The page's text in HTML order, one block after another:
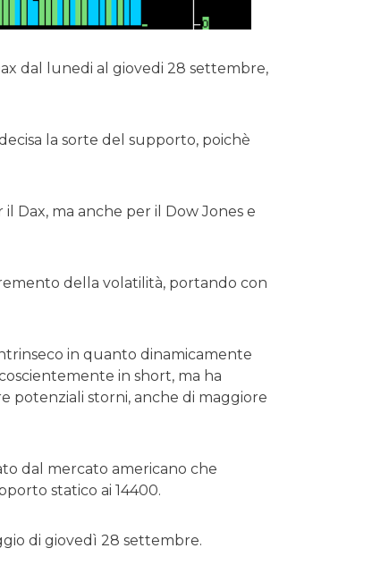
dal lunedi al giovedi 28 settembre,
la sorte del supporto, poichè
Dax, ma anche per il Dow Jones e
della volatilità, portando con
in quanto dinamicamente
in short, ma ha
potenziali storni, anche di maggiore
dal mercato americano che
statico ai 14400.
di giovedì 28 settembre.